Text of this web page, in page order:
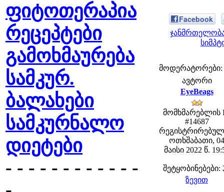
ფიტოთერაპია
რეცეპტები
გამოხმაურება
სამკურ.
ბალახები
სამკურნალო
დიეტები
- - - - - - - - - - - -
Facebook
მოდერატორები:
ავტორი
EyeBeags
მომხმარებლის
#14687
ოთხშაბათი, 04
მაისი 2022 წ.
შეტყობინებები:
ზევით